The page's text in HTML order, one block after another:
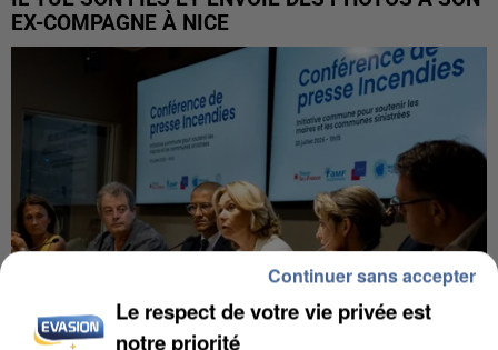
EX-COMPAGNE À NICE
Le respect de votre vie privée est
notre priorité
Continuer sans accepter